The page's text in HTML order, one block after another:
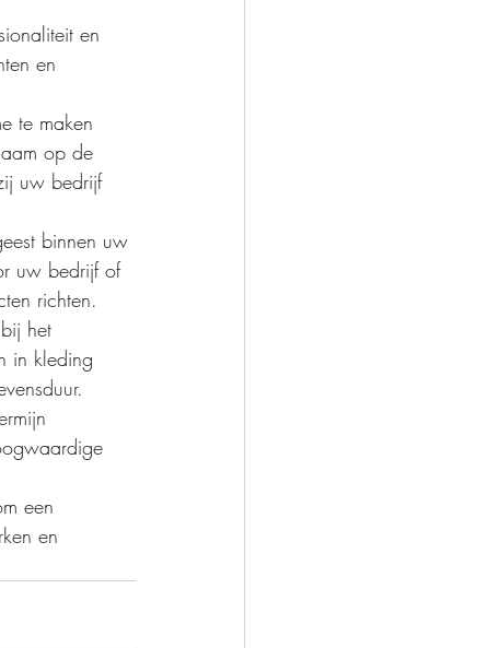
en
en
te maken
op de
uw bedrijf
binnen uw
uw bedrijf of
richten.
het
in kleding
een
en